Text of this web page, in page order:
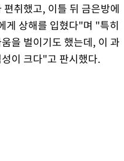
취했고, 이틀 뒤 금은방에
게 상해를 입혔다"며 "특히
을 벌이기도 했는데, 이 과
이 크다"고 판시했다.